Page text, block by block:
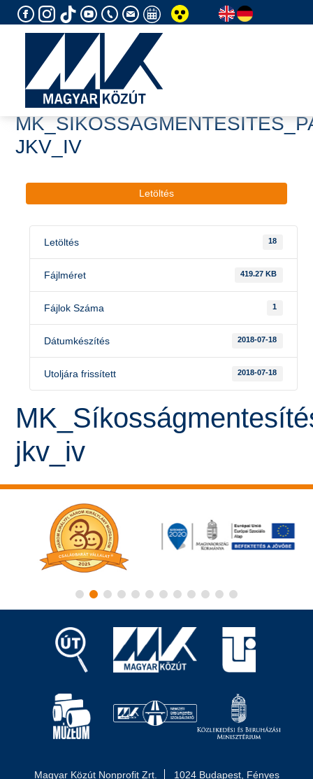
to
JKV_IV
Letöltés
Letöltés 18
Fájlméret 419.27 KB
Fájlok Száma 1
Dátumkészítés 2018-07-18
Utoljára frissített 2018-07-18
jkv_iv
Magyar Közút Nonprofit Zrt.
1024 Budapest, Fényes